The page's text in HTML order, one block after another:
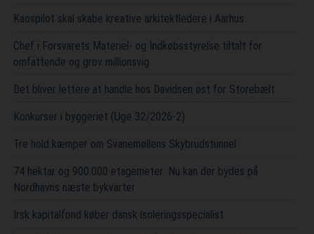
Kaospilot skal skabe kreative arkitektledere i Aarhus
Chef i Forsvarets Materiel- og Indkøbsstyrelse tiltalt for
omfattende og grov millionsvig
Det bliver lettere at handle hos Davidsen øst for Storebælt
Konkurser i byggeriet (Uge 32/2026-2)
Tre hold kæmper om Svanemøllens Skybrudstunnel
74 hektar og 900.000 etagemeter: Nu kan der bydes på
Nordhavns næste bykvarter
Irsk kapitalfond køber dansk isoleringsspecialist